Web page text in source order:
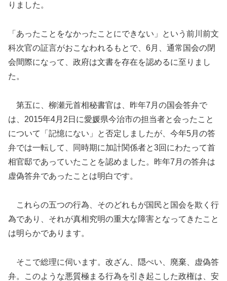
りました。
「あったことをなかったことにできない」という前川前文
科次官の証言がおこなわれるもとで、6月、通常国会の閉
会間際になって、政府は文書を存在を認めるに至りまし
た。
第五に、柳瀬元首相秘書官は、昨年7月の国会答弁で
は、2015年4月2日に愛媛県今治市の担当者と会ったこと
について「記憶にない」と否定しましたが、今年5月の答
弁では一転して、同時期に加計関係者と3回にわたって首
相官邸であっていたことを認めました。昨年7月の答弁は
虚偽答弁であったことは明白です。
これらの五つの行為、そのどれもが国民と国会を欺く行
為であり、それが真相究明の重大な障害となってきたこと
は明らかであります。
そこで総理に伺います。改ざん、隠ぺい、廃棄、虚偽答
弁。このような悪質極まる行為を引き起こした政権は、安